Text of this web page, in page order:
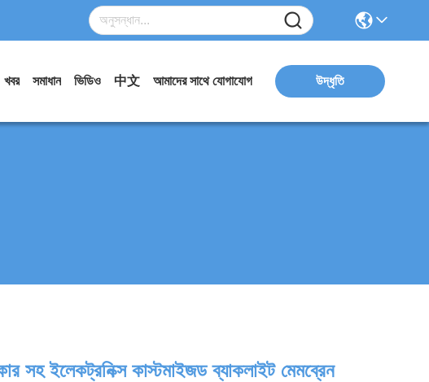
খবর সমাধান ভিডিও 中文 আমাদের সাথে যোগাযোগ উদ্ধৃতি
সহ ইলেকট্রনিক্স কাস্টমাইজড ব্যাকলাইট মেমব্রেন